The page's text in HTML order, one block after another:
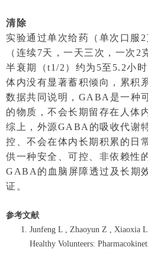
清除
实验通过单次给药（单次口服
（连续7天，一天三次，一次
半衰期（t1/2）约为5至5.2小
体内没有显著蓄积倾向，累积
数据共同说明，GABA是一种
的物质，不会长期留存在人体内
综上，外源GABA的吸收代谢
控、不会在体内长期积累的日
供一种安全、可控、非依赖性
GABA的血脑屏障透过及长期
证。
参考文献
Junfeng L , Zhaoyun Z , Xiaoxia
Healthy Volunteers: